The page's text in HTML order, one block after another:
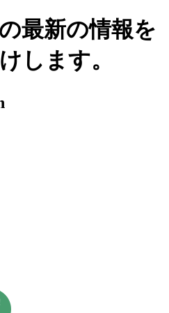
最新の情報を
します。